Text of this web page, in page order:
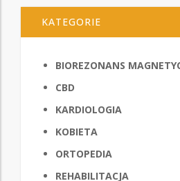
KATEGORIE
BIOREZONANS
CBD
KARDIOLOGIA
KOBIETA
ORTOPEDIA
REHABILITACJA